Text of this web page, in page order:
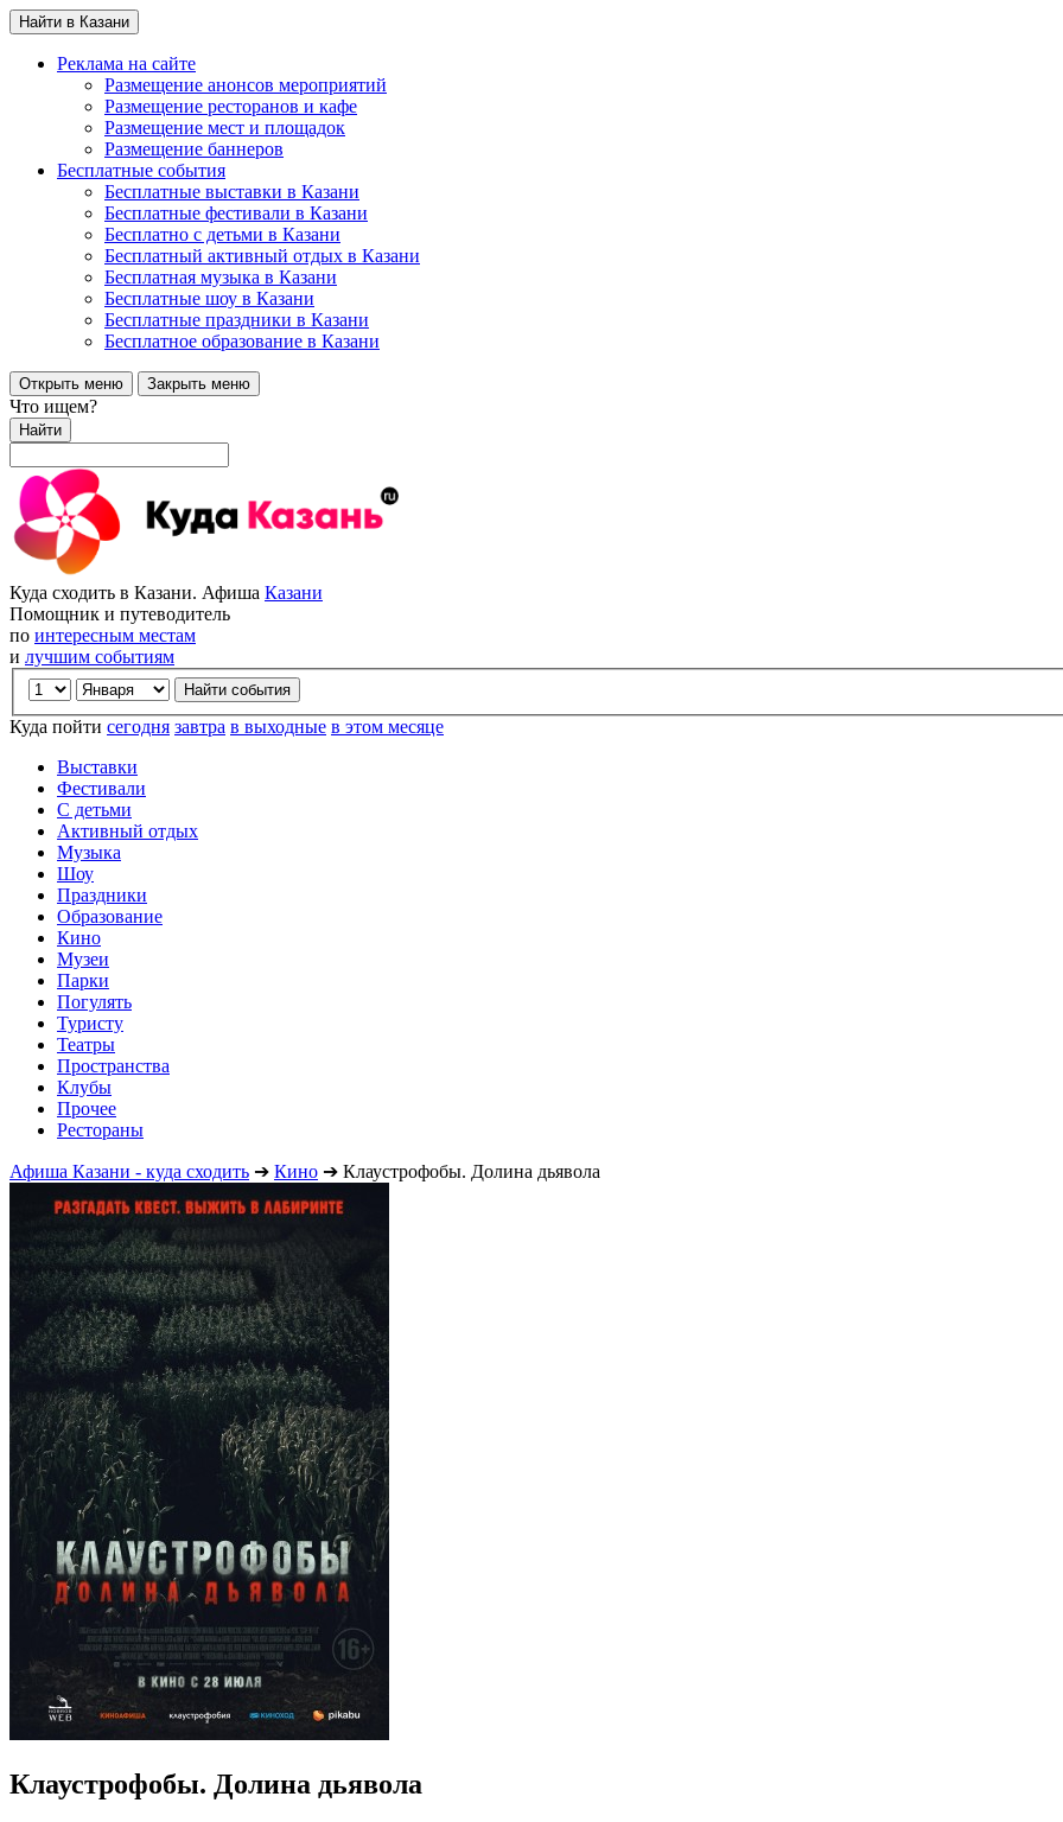
Найти в Казани
Реклама на сайте
Размещение анонсов мероприятий
Размещение ресторанов и кафе
Размещение мест и площадок
Размещение баннеров
Бесплатные события
Бесплатные выставки в Казани
Бесплатные фестивали в Казани
Бесплатно с детьми в Казани
Бесплатный активный отдых в Казани
Бесплатная музыка в Казани
Бесплатные шоу в Казани
Бесплатные праздники в Казани
Бесплатное образование в Казани
Открыть меню Закрыть меню
Что ищем?
Найти
Куда сходить в Казани. Афиша Казани
Помощник и путеводитель
по интересным местам
и лучшим событиям
Куда пойти сегодня завтра в выходные в этом месяце
Выставки
Фестивали
С детьми
Активный отдых
Музыка
Шоу
Праздники
Образование
Кино
Музеи
Парки
Погулять
Туристу
Театры
Пространства
Клубы
Прочее
Рестораны
Афиша Казани - куда сходить ➔ Кино ➔ Клаустрофобы. Долина дьявола
Клаустрофобы. Долина дьявола